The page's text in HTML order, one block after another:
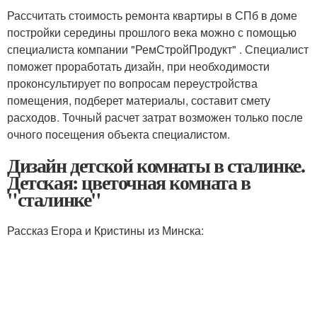
Рассчитать стоимость ремонта квартиры в СПб в доме
постройки середины прошлого века можно с помощью
специалиста компании "РемСтройПродукт" . Специалист
поможет проработать дизайн, при необходимости
проконсультирует по вопросам переустройства
помещения, подберет материалы, составит смету
расходов. Точный расчет затрат возможен только после
очного посещения объекта специалистом.
Дизайн детской комнаты в сталинке.
Детская: цветочная комната в
"сталинке"
Рассказ Егора и Кристины из Минска: